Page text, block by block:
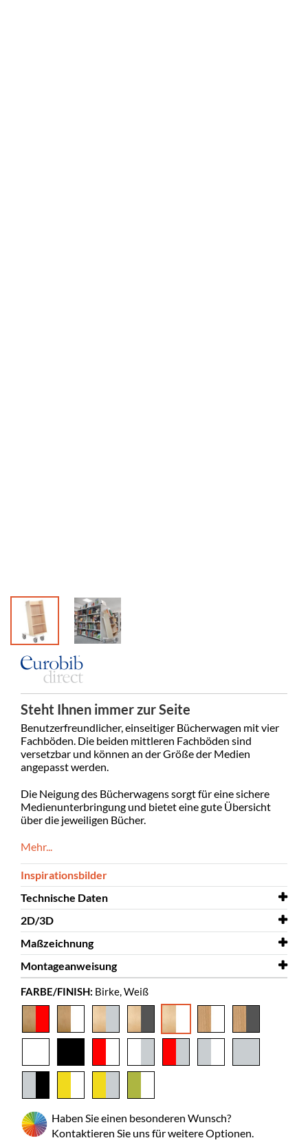
Steht Ihnen immer zur Seite
Benutzerfreundlicher, einseitiger Bücherwagen mit vier
Fachböden. Die beiden mittleren Fachböden sind
versetzbar und können an der Größe der Medien
angepasst werden.
Die Neigung des Bücherwagens sorgt für eine sichere
Medienunterbringung und bietet eine gute Übersicht
über die jeweiligen Bücher.
Mehr...
Inspirationsbilder
Technische Daten
Breite
Tiefe
Höhe
Farbe
Birke, Weiß
Metall
Normalbände
55-85
Rollen
ja
2D/3D
2D/3D Halland 3D.dwg
Maßzeichnung
Maßzeichnung Halland
Montageanweisung
Montageanweisung
FARBE/FINISH: Birke, Weiß
Haben Sie einen besonderen Wunsch?
Kontaktieren Sie uns für weitere Optionen.